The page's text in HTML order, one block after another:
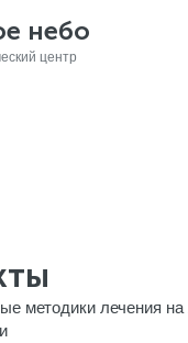
небо
центр
методики лечения